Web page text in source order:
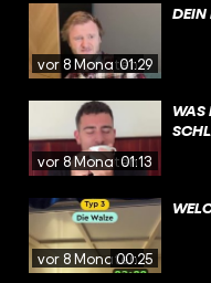
vor 8 Monaten01:29
DEIN
vor 8 Monaten01:13
WAS
vor 8 Monaten
00:25